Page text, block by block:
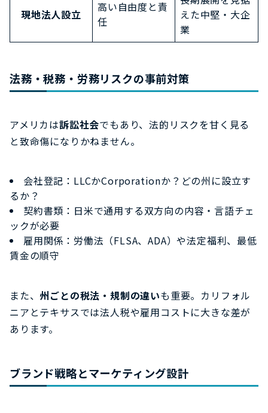
現地法人設立
高い自由度と責
任
えた中堅・大企
業
法務・税務・労務リスクの事前対策
アメリカは訴訟社会でもあり、法的リスクを甘く見る
と致命傷になりかねません。
会社登記：LLCかCorporationか？どの州に設立す
るか？
契約書類：日米で通用する双方向の内容・言語チェ
ックが必要
雇用関係：労働法（FLSA、ADA）や法定福利、最低
賃金の順守
また、州ごとの税法・規制の違いも重要。カリフォル
ニアとテキサスでは法人税や雇用コストに大きな差が
あります。
ブランド戦略とマーケティング設計